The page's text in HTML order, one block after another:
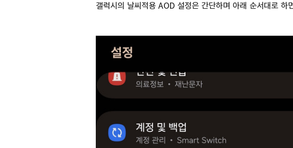
갤럭시의 날씨적용 AOD 설정은 간단하며 아래 순서대로 하